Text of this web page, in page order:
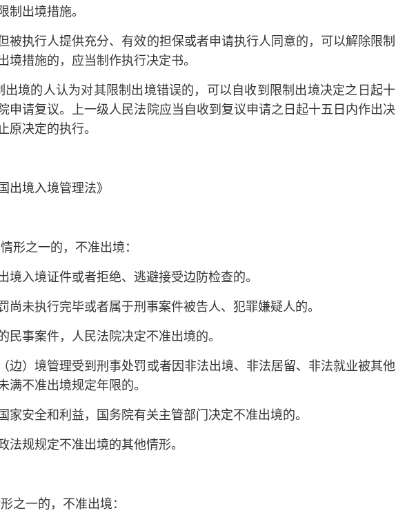
制出境措施。
执行人提供充分、有效的担保或者申请执行人同意的，可以解除限制
境措施的，应当制作执行决定书。
的人认为对其限制出境错误的，可以自收到限制出境决定之日起十
申请复议。上一级人民法院应当自收到复议申请之日起十五日内作出决
原决定的执行。
境入境管理法》
之一的，不准出境：
入境证件或者拒绝、逃避接受边防检查的。
未执行完毕或者属于刑事案件被告人、犯罪嫌疑人的。
事案件，人民法院决定不准出境的。
）境管理受到刑事处罚或者因非法出境、非法居留、非法就业被其他
满不准出境规定年限的。
安全和利益，国务院有关主管部门决定不准出境的。
规规定不准出境的其他情形。
一的，不准出境：